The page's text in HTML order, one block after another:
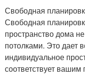
Свободная
Свободная
пространство дома
потолками. Это дает
индивидуальное
соответствует